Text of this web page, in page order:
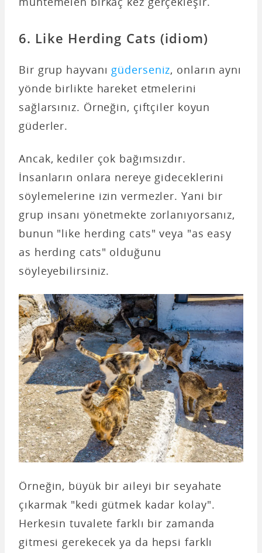
6. Like Herding Cats (idiom)
Bir grup hayvanı güderseniz, onların aynı
yönde birlikte hareket etmelerini
sağlarsınız. Örneğin, çiftçiler koyun
güderler.
Ancak, kediler çok bağımsızdır.
İnsanların onlara nereye gideceklerini
söylemelerine izin vermezler. Yani bir
grup insanı yönetmekte zorlanıyorsanız,
bunun "like herding cats" veya "as easy
as herding cats" olduğunu
söyleyebilirsiniz.
Örneğin, büyük bir aileyi bir seyahate
çıkarmak "kedi gütmek kadar kolay".
Herkesin tuvalete farklı bir zamanda
gitmesi gerekecek ya da hepsi farklı